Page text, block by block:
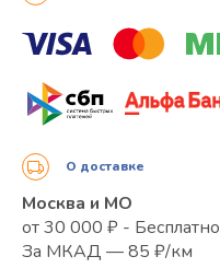
О доставке
Москва и МО
от 30 000 ₽ - Бесплатно
За МКАД — 85 ₽/км